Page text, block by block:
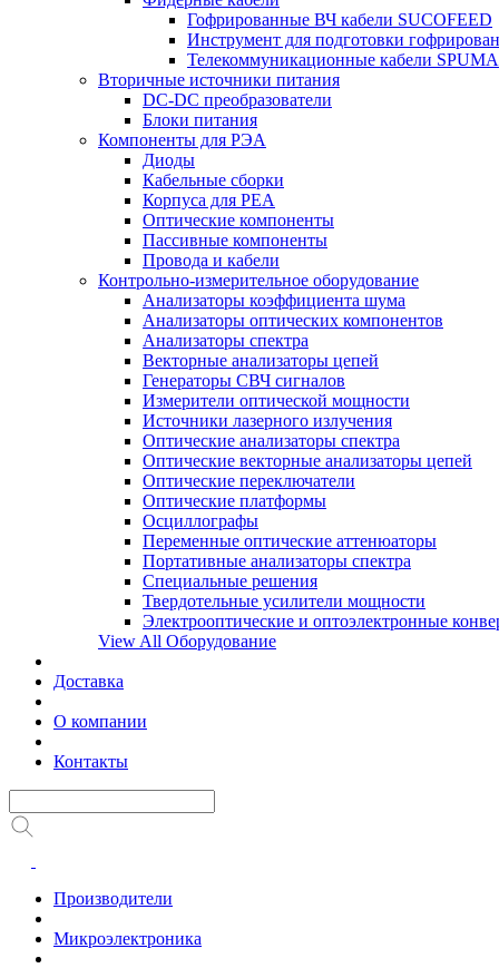
Гофрированные ВЧ кабели SUCOFEED
Инструмент для подготовки
Телекоммуникационные кабели SPUMA
Вторичные источники питания
DC-DC преобразователи
Блоки питания
Компоненты для РЭА
Диоды
Кабельные сборки
Корпуса для РЕА
Оптические компоненты
Пассивные компоненты
Провода и кабели
Контрольно-измерительное оборудование
Анализаторы коэффициента шума
Анализаторы оптических компонентов
Анализаторы спектра
Векторные анализаторы цепей
Генераторы СВЧ сигналов
Измерители оптической мощности
Источники лазерного излучения
Оптические анализаторы спектра
Оптические векторные анализаторы цепей
Оптические переключатели
Оптические платформы
Осциллографы
Переменные оптические аттенюаторы
Портативные анализаторы спектра
Специальные решения
Твердотельные усилители мощности
Электрооптические и оптоэлектронные
View All Оборудование
Доставка
О компании
Контакты
Производители
Микроэлектроника